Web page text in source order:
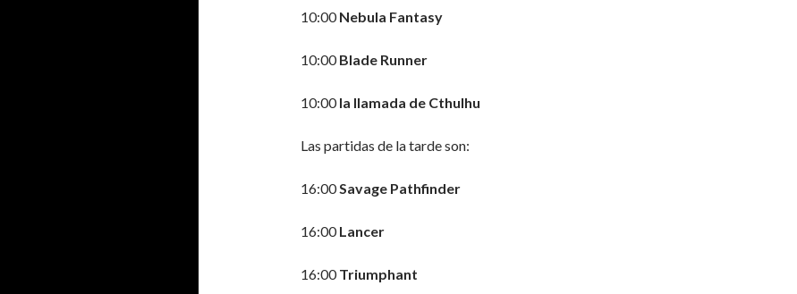
10:00Nebula Fantasy
10:00Blade Runner
10:00la llamada de Cthulhu
Las partidas de la tarde son:
16:00Savage Pathfinder
16:00Lancer
16:00Triumphant